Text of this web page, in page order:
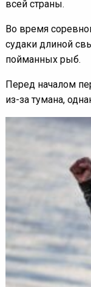
всей страны.
Во время
судаки длиной
пойманных рыб.
Перед началом
из-за тумана,